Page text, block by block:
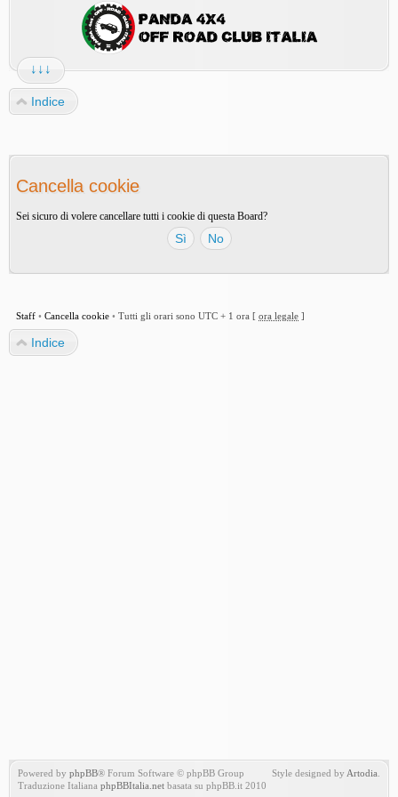
↓↓↓
Indice
Cancella cookie
Sei sicuro di volere cancellare tutti i cookie di questa Board?
Staff • Cancella cookie • Tutti gli orari sono UTC + 1 ora [ ora legale ]
Indice
Powered by phpBB® Forum Software © phpBB Group
Traduzione Italiana phpBBItalia.net basata su phpBB.it 2010
Style designed by Artodia